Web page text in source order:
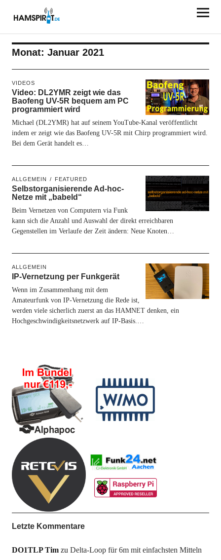
HAMSPIRIT.DE
Monat: Januar 2021
VIDEOS
Video: DL2YMR zeigt wie das
Baofeng UV-5R bequem am PC
programmiert wird
Michael (DL2YMR) hat auf seinem YouTube-Kanal veröffentlicht
indem er zeigt wie das Baofeng UV-5R mit Chirp programmiert wird.
Bei dem Gerät handelt es…
ALLGEMEIN FEATURED
Selbstorganisierende Ad-hoc-
Netze mit „babeld“
Beim Vernetzen von Computern via Funk
kann sich die Anzahl und Auswahl der direkt erreichbaren
Gegenstellen im Verlaufe der Zeit ändern: Neue Knoten…
ALLGEMEIN
IP-Vernetzung per Funkgerät
Wenn im Zusammenhang mit dem
Amateurfunk von IP-Vernetzung die Rede ist,
werden viele sicherlich zuerst an das HAMNET denken, ein
Hochgeschwindigkeitsnetzwerk auf IP-Basis.…
Letzte Kommentare
DO1TLP Timzu Delta-Loop für 6m mit einfachsten Mitteln